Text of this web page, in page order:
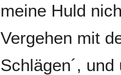
meine Huld
Vergehen mit
Schlägen´,